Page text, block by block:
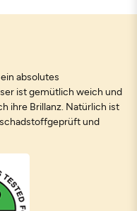
absolutes
ist gemütlich weich und
ihre Brillanz. Natürlich ist
und